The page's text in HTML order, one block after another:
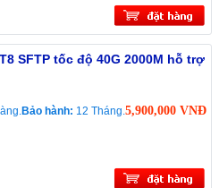
SFTP tốc độ 40G 2000M hỗ trợ
Bảo hành: 12 Tháng.5,900,000 VNĐ